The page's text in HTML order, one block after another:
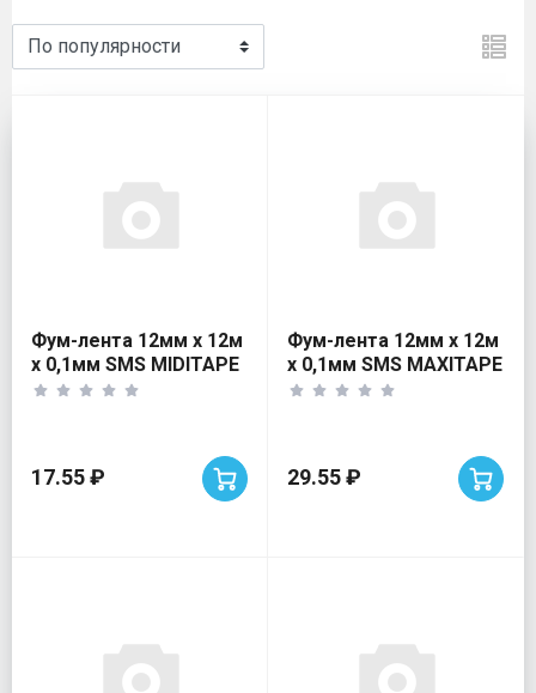
Фум-лента 12мм х 12м
х 0,1мм SMS MIDITAPE
0.35гр/с
17.55 ₽
Фум-лента 12мм х 12м
х 0,1мм SMS MAXITAPE
0.70гр/с
29.55 ₽